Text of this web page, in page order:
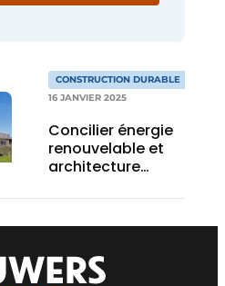
CONSTRUCTION DURABLE
16 JANVIER 2025
Concilier énergie
renouvelable et
architecture